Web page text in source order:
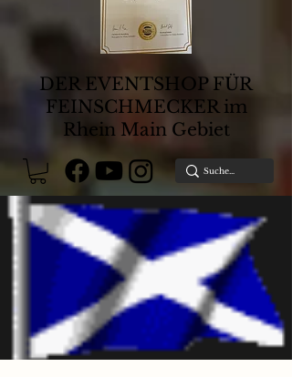
DER EVENTSHOP FÜR
FEINSCHMECKER im
Rhein Main Gebiet